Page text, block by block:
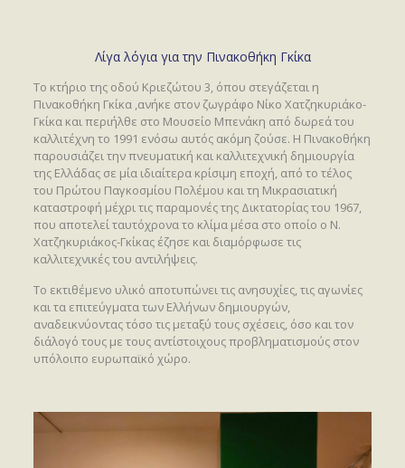
Λίγα λόγια για την Πινακοθήκη Γκίκα
Το κτήριο της οδού Κριεζώτου 3, όπου στεγάζεται η
Πινακοθήκη Γκίκα ,ανήκε στον ζωγράφο Νίκο Χατζηκυριάκο-
Γκίκα και περιήλθε στο Μουσείο Μπενάκη από δωρεά του
καλλιτέχνη το 1991 ενόσω αυτός ακόμη ζούσε. Η Πινακοθήκη
παρουσιάζει την πνευματική και καλλιτεχνική δημιουργία
της Ελλάδας σε μία ιδιαίτερα κρίσιμη εποχή, από το τέλος
του Πρώτου Παγκοσμίου Πολέμου και τη Μικρασιατική
καταστροφή μέχρι τις παραμονές της Δικτατορίας του 1967,
που αποτελεί ταυτόχρονα το κλίμα μέσα στο οποίο ο Ν.
Χατζηκυριάκος-Γκίκας έζησε και διαμόρφωσε τις
καλλιτεχνικές του αντιλήψεις.
Το εκτιθέμενο υλικό αποτυπώνει τις ανησυχίες, τις αγωνίες
και τα επιτεύγματα των Ελλήνων δημιουργών,
αναδεικνύοντας τόσο τις μεταξύ τους σχέσεις, όσο και τον
διάλογό τους με τους αντίστοιχους προβληματισμούς στον
υπόλοιπο ευρωπαϊκό χώρο.